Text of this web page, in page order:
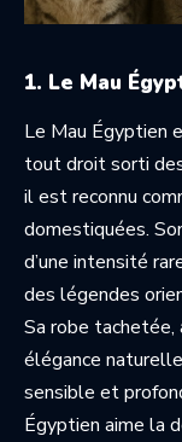
1. Le Mau
Le Mau Égyptien
tout droit sorti
il est reconnu
domestiquées.
d’une intensité
des légendes
Sa robe tachetée,
élégance
sensible et
Égyptien aime la